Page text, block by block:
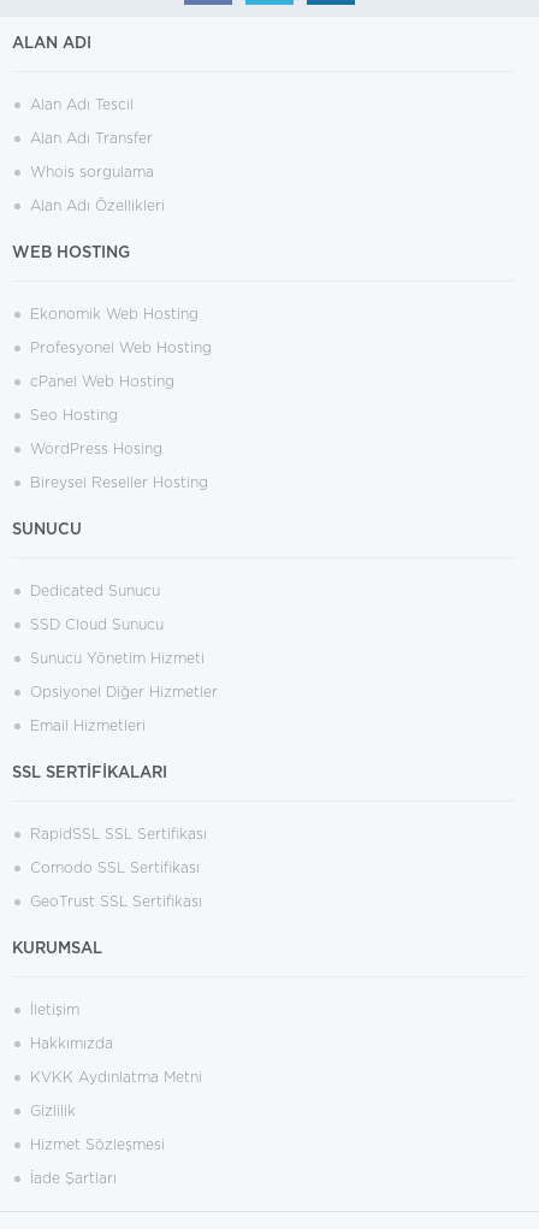
ALAN ADI
Alan Adı Tescil
Alan Adı Transfer
Whois sorgulama
Alan Adı Özellikleri
WEB HOSTING
Ekonomik Web Hosting
Profesyonel Web Hosting
cPanel Web Hosting
Seo Hosting
WordPress Hosing
Bireysel Reseller Hosting
SUNUCU
Dedicated Sunucu
SSD Cloud Sunucu
Sunucu Yönetim Hizmeti
Opsiyonel Diğer Hizmetler
Email Hizmetleri
SSL SERTİFİKALARI
RapidSSL SSL Sertifikası
Comodo SSL Sertifikası
GeoTrust SSL Sertifikası
KURUMSAL
İletişim
Hakkımızda
KVKK Aydınlatma Metni
Gizlilik
Hizmet Sözleşmesi
İade Şartları